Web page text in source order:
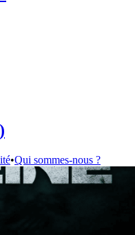
•Qui sommes-nous ?